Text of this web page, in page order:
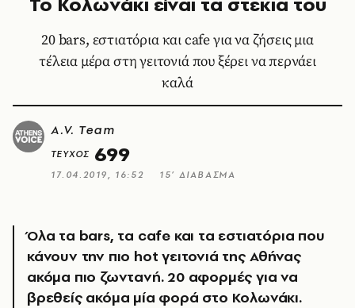
20 bars, εστιατόρια και cafe για να ζήσεις μια
τέλεια μέρα στη γειτονιά που ξέρει να περνάει
καλά
A.V. Team
ΤΕΥΧΟΣ 699
17.04.2019, 16:52 15’ ΔΙΑΒΑΣΜΑ
Όλα τα bars, τα cafe και τα εστιατόρια που
κάνουν την πιο hot γειτονιά της Αθήνας
ακόμα πιο ζωντανή. 20 αφορμές για να
βρεθείς ακόμα μία φορά στο Κολωνάκι.